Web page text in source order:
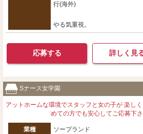
行(海外)
やる気重視。
応募する 詳しく見
Sナース女学園
アットホームな環境でスタッフと女の子が 楽し
めての方でも安心してご応募下
業種 ソープランド